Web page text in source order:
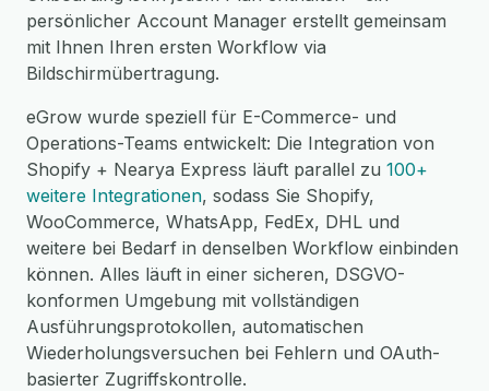
persönlicher Account Manager erstellt gemeinsam
mit Ihnen Ihren ersten Workflow via
Bildschirmübertragung.
eGrow wurde speziell für E-Commerce- und
Operations-Teams entwickelt: Die Integration von
Shopify + Nearya Express läuft parallel zu 100+
weitere Integrationen, sodass Sie Shopify,
WooCommerce, WhatsApp, FedEx, DHL und
weitere bei Bedarf in denselben Workflow einbinden
können. Alles läuft in einer sicheren, DSGVO-
konformen Umgebung mit vollständigen
Ausführungsprotokollen, automatischen
Wiederholungsversuchen bei Fehlern und OAuth-
basierter Zugriffskontrolle.